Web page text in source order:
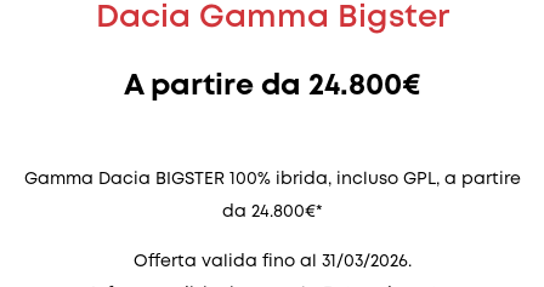
Dacia Gamma Bigster
A partire da 24.800€
Gamma Dacia BIGSTER 100% ibrida, incluso GPL, a partire
da 24.800€*
Offerta valida fino al 31/03/2026.